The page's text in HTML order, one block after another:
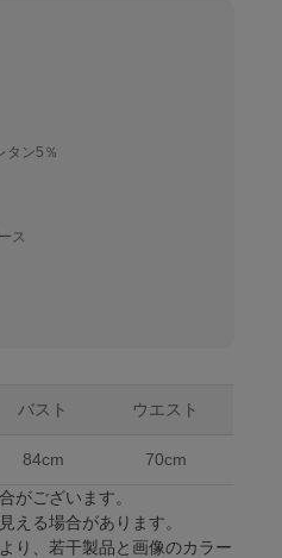
タン5％
ス
バスト ウエスト
84cm
70cm
がございます。
える場合があります。
り、若干製品と画像のカラー